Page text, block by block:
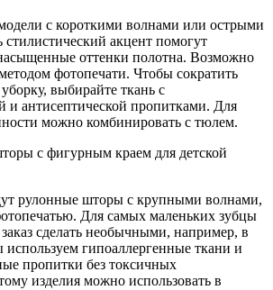
с короткими волнами или острыми
стилистический акцент помогут
оттенки полотна. Возможно
фотопечати. Чтобы сократить
выбирайте ткань с
и антисептической пропитками. Для
можно комбинировать с тюлем.
рулонные шторы с крупными волнами,
Для самых маленьких зубцы
сделать необычными, например, в
гипоаллергенные ткани и
пропитки без токсичных
изделия можно использовать в